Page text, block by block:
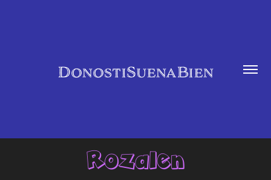
DonostiSuenaBien
Rozalen